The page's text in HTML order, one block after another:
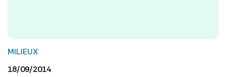
MILIEUX
18/09/2014